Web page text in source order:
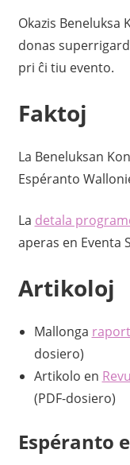
Okazis Beneluksa
donas
pri ĉi tiu evento.
Faktoj
La Beneluksan
Espéranto
La detala
aperas en Eventa
Artikoloj
Mallonga
dosiero)
Artikolo en
(PDF-dosiero)
Espéranto